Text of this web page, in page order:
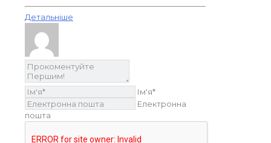
Детальніше
Ім'я*
Електронна
пошта